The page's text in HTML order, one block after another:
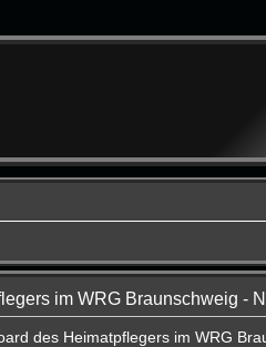
im WRG Braunschweig -
des Heimatpflegers im WRG